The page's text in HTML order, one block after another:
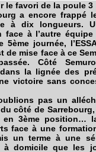
favori de la poule 3
a encore frappé
à dix longueurs.
face à l’autre
journée,
mise face à ce
Côté
la lignée des
victoire sans
pas un
côté de
en 3ème position…
face à une
un terme à une
à domicile que les